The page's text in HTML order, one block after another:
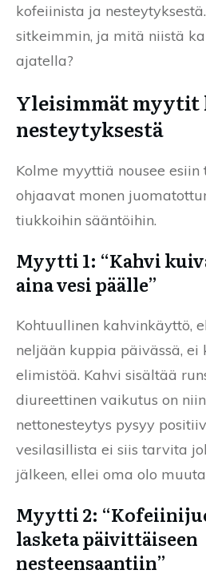
kofeiinista ja
sitkeimmin, ja mitä niistä
ajatella?
Yleisimmät myytit
nesteytyksestä
Kolme myyttiä nousee esiin
ohjaavat monen
tiukkoihin sääntöihin.
Myytti 1: “Kahvi
aina vesi päälle”
Kohtuullinen kahvinkäyttö,
neljään kuppia päivässä, ei
elimistöä. Kahvi sisältää
diureettinen vaikutus on
nettonesteytys pysyy
vesilasillista ei siis tarvita
jälkeen, ellei oma olo
Myytti 2:
lasketa päivittäiseen
nesteensaantiin”